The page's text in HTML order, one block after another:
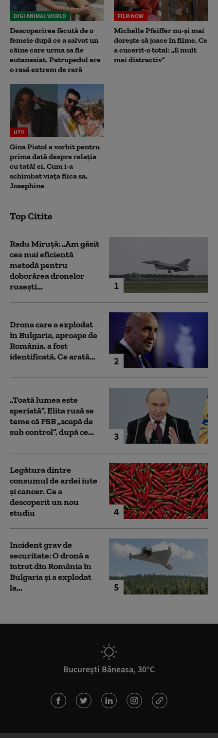
DIGI ANIMAL WORLD
Descoperirea făcută de o
femeie după ce a salvat un
câine care urma sa fie
eutanasiat. Patrupedul are
o rasă extrem de rară
FILM NOW
Michelle Pfeiffer nu-și mai
dorește să joace în filme. Ce
a cucerit-o total: „E mult
mai distractiv”
UTV
Gina Pistol a vorbit pentru
prima dată despre relația
cu tatăl ei. Cum i-a
schimbat viața fiica sa,
Josephine
Top Citite
1
Radu Miruță: „Am găsit
cea mai eficientă
metodă pentru
doborârea dronelor
rusești...
2
Drona care a explodat
în Bulgaria, aproape de
România, a fost
identificată. Ce arată...
3
„Toată lumea este
speriată”. Elita rusă se
teme că FSB „scapă de
sub control”, după ce...
4
Legătura dintre
consumul de ardei iute
și cancer. Ce a
descoperit un nou
studiu
5
Incident grav de
securitate: O dronă a
intrat din România în
Bulgaria şi a explodat
la...
București Băneasa, 30°C